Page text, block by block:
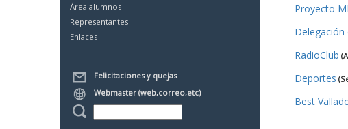
Área alumnos
Representantes
Enlaces
Felicitaciones y quejas
Webmaster (web,correo,etc)
Proyecto
Delegación
RadioClub
Deportes
Best